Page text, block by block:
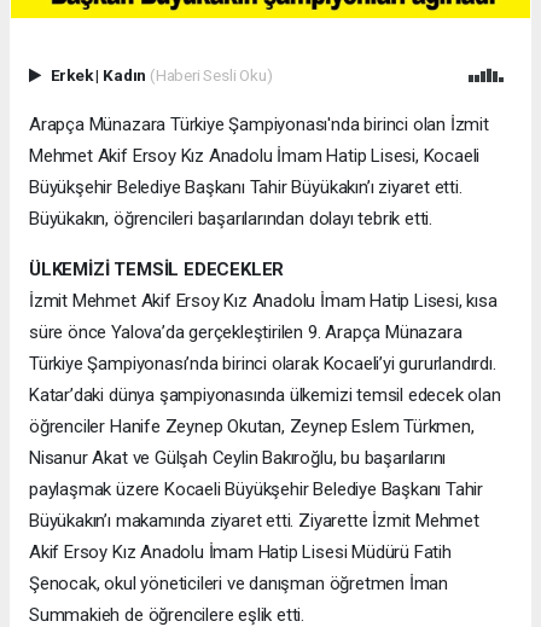
Erkek| Kadın (Haberi Sesli Oku)
Arapça Münazara Türkiye Şampiyonası'nda birinci olan İzmit
Mehmet Akif Ersoy Kız Anadolu İmam Hatip Lisesi, Kocaeli
Büyükşehir Belediye Başkanı Tahir Büyükakın’ı ziyaret etti.
Büyükakın, öğrencileri başarılarından dolayı tebrik etti.
ÜLKEMİZİ TEMSİL EDECEKLER
İzmit Mehmet Akif Ersoy Kız Anadolu İmam Hatip Lisesi, kısa
süre önce Yalova’da gerçekleştirilen 9. Arapça Münazara
Türkiye Şampiyonası’nda birinci olarak Kocaeli’yi gururlandırdı.
Katar’daki dünya şampiyonasında ülkemizi temsil edecek olan
öğrenciler Hanife Zeynep Okutan, Zeynep Eslem Türkmen,
Nisanur Akat ve Gülşah Ceylin Bakıroğlu, bu başarılarını
paylaşmak üzere Kocaeli Büyükşehir Belediye Başkanı Tahir
Büyükakın’ı makamında ziyaret etti. Ziyarette İzmit Mehmet
Akif Ersoy Kız Anadolu İmam Hatip Lisesi Müdürü Fatih
Şenocak, okul yöneticileri ve danışman öğretmen İman
Summakieh de öğrencilere eşlik etti.